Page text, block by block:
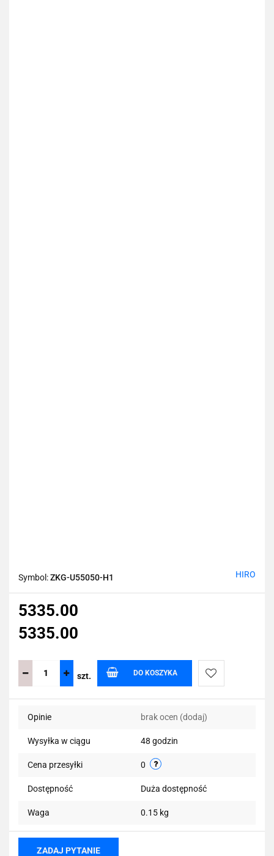
Symbol:ZKG-U55050-H1 HIRO
5335.00
5335.00
szt. DO KOSZYKA
Do
Opinie brak ocen (dodaj)
Wysyłka w ciągu 48 godzin
Cena przesyłki 0
Dostępność Duża dostępność
Waga 0.15 kg
ZADAJ PYTANIE